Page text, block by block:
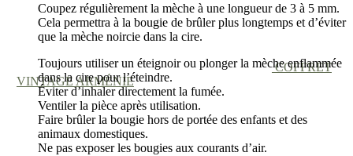
COFFRET
VINTAGE ARMÉNIE
Coupez régulièrement la mèche à une longueur de 3 à 5 mm.
Cela permettra à la bougie de brûler plus longtemps et d’éviter
que la mèche noircie dans la cire.
Toujours utiliser un éteignoir ou plonger la mèche enflammée
dans la cire pour l’éteindre.
Éviter d’inhaler directement la fumée.
Ventiler la pièce après utilisation.
Faire brûler la bougie hors de portée des enfants et des
animaux domestiques.
Ne pas exposer les bougies aux courants d’air.